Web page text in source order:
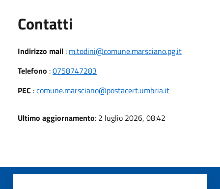
Contatti
Indirizzo mail : m.todini@comune.marsciano.pg.it
Telefono :0758747283
PEC :comune.marsciano@postacert.umbria.it
Ultimo aggiornamento: 2 luglio 2026, 08:42